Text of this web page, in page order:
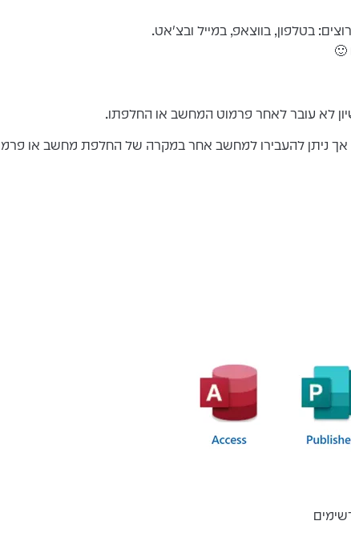
בטלפון, בווצאפ, במייל ובצ'אט.
🙂